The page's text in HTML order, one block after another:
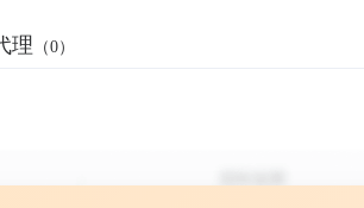
理 （0）